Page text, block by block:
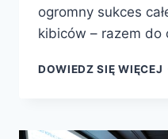
ogromny sukces
kibiców – razem do
DOWIEDZ SIĘ WIĘCEJ